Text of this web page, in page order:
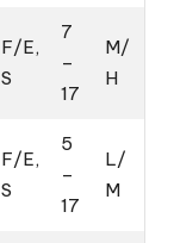
F/E,
S
7
–
17
M/
H
F/E,
S
5
–
17
L/
M